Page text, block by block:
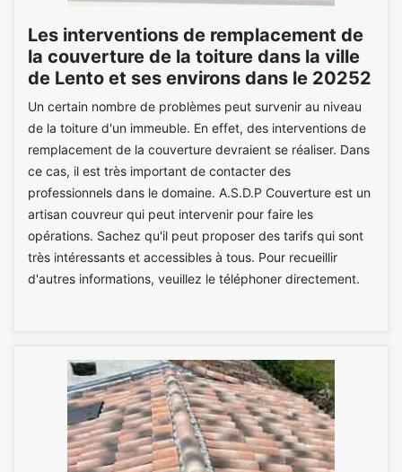
Les interventions de remplacement de
la couverture de la toiture dans la ville
de Lento et ses environs dans le 20252
Un certain nombre de problèmes peut survenir au niveau
de la toiture d'un immeuble. En effet, des interventions de
remplacement de la couverture devraient se réaliser. Dans
ce cas, il est très important de contacter des
professionnels dans le domaine. A.S.D.P Couverture est un
artisan couvreur qui peut intervenir pour faire les
opérations. Sachez qu'il peut proposer des tarifs qui sont
très intéressants et accessibles à tous. Pour recueillir
d'autres informations, veuillez le téléphoner directement.